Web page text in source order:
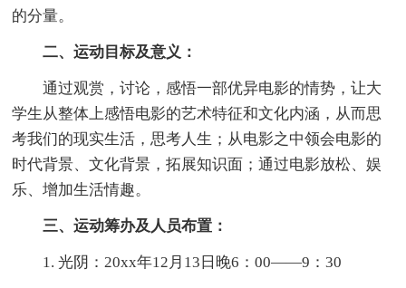
的分量。
二、运动目标及意义：
通过观赏，讨论，感悟一部优异电影的情势，让大
学生从整体上感悟电影的艺术特征和文化内涵，从而思
考我们的现实生活，思考人生；从电影之中领会电影的
时代背景、文化背景，拓展知识面；通过电影放松、娱
乐、增加生活情趣。
三、运动筹办及人员布置：
1. 光阴：20xx年12月13日晚6：00——9：30